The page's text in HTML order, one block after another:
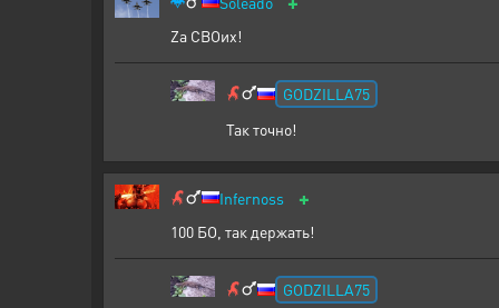
Za CВОих!
GODZILLA75
Так точно!
Infernoss +
100 БО, так держать!
GODZILLA75